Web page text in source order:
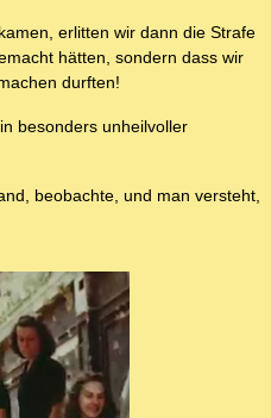
erlitten wir dann die Strafe
hätten, sondern dass wir
durften!
besonders unheilvoller
beobachte, und man versteht,